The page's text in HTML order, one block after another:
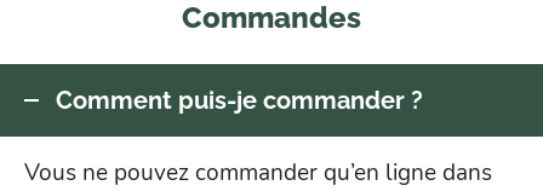
Commandes
Comment puis-je commander ?
Vous ne pouvez commander qu’en ligne dans